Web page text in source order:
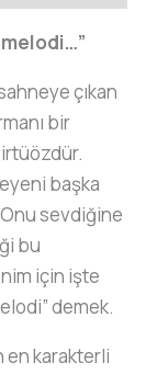
çıkan
bir
başka
sevdiğine
bu
için işte
demek.
en karakterli